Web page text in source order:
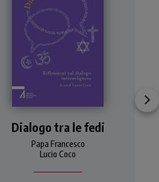
pacifico, reciproca
conoscenza, senso di
fraternità: temi cari a papa
Francesco. Qui il suo
pensiero estratto dai suoi
Papa Francesco
Lucio Coco
Dialogo tra le fedi